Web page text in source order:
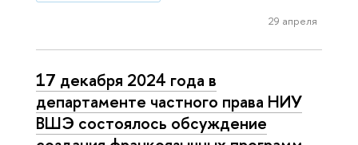
29 апреля
17 декабря 2024 года в
департаменте частного права НИУ
ВШЭ состоялось обсуждение